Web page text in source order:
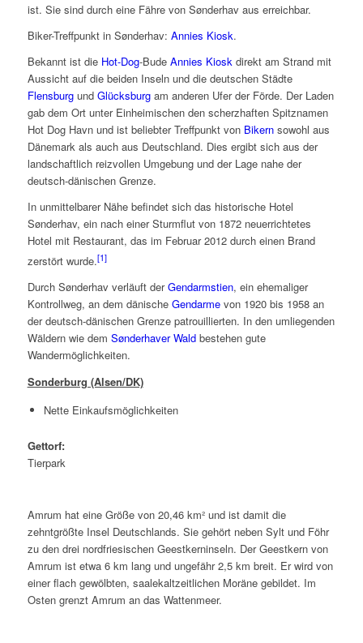
ist. Sie sind durch eine Fähre von Sønderhav aus erreichbar.
Biker-Treffpunkt in Sønderhav: Annies Kiosk.
Bekannt ist die Hot-Dog-Bude Annies Kioskdirekt am Strand mit
Aussicht auf die beiden Inseln und die deutschen Städte
Flensburgund Glücksburgam anderen Ufer der Förde. Der Laden
gab dem Ort unter Einheimischen den scherzhaften Spitznamen
Hot Dog Havnund ist beliebter Treffpunkt von Bikernsowohl aus
Dänemark als auch aus Deutschland. Dies ergibt sich aus der
landschaftlich reizvollen Umgebung und der Lage nahe der
deutsch-dänischen Grenze.
In unmittelbarer Nähe befindet sich das historische Hotel
Sønderhav, ein nach einer Sturmflut von 1872 neuerrichtetes
Hotel mit Restaurant, das im Februar 2012 durch einen Brand
zerstört wurde.[1]
Durch Sønderhav verläuft derGendarmstien, ein ehemaliger
Kontrollweg, an dem dänische Gendarmevon 1920 bis 1958 an
der deutsch-dänischen Grenze patrouillierten. In den umliegenden
Wäldern wie dem Sønderhaver Waldbestehen gute
Wandermöglichkeiten.
Sonderburg (Alsen/DK)
Nette Einkaufsmöglichkeiten
Gettorf:
Tierpark
Amrum hat eine Größe von 20,46 km² und ist damit die
zehntgrößte Insel Deutschlands. Sie gehört neben Sylt und Föhr
zu den drei nordfriesischen Geestkerninseln. Der Geestkern von
Amrum ist etwa 6 km lang und ungefähr 2,5 km breit. Er wird von
einer flach gewölbten, saalekaltzeitlichen Moräne gebildet. Im
Osten grenzt Amrum an das Wattenmeer.